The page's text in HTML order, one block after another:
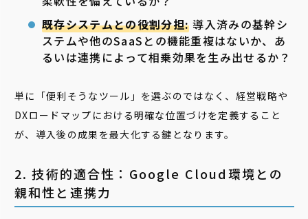
既存システムとの役割分担: 導入済みの基幹シ
ステムや他のSaaSとの機能重複はないか、あ
るいは連携によって相乗効果を生み出せるか？
単に「便利そうなツール」を選ぶのではなく、経営戦略や
DXロードマップにおける明確な位置づけを定義すること
が、導入後の成果を最大化する鍵となります。
2. 技術的適合性：Google Cloud環境との
親和性と連携力